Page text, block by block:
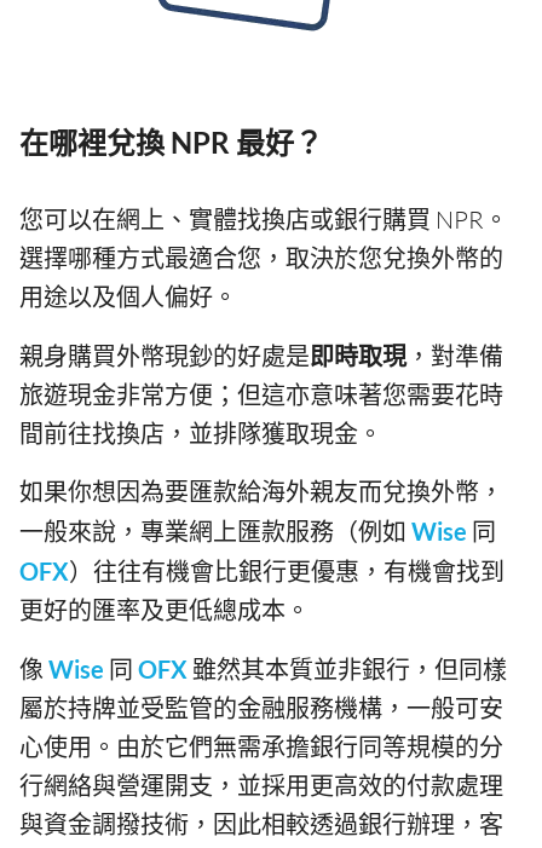
在哪裡兌換 NPR 最好？
您可以在網上、實體找換店或銀行購買 NPR。
選擇哪種方式最適合您，取決於您兌換外幣的
用途以及個人偏好。
親身購買外幣現鈔的好處是即時取現，對準備
旅遊現金非常方便；但這亦意味著您需要花時
間前往找換店，並排隊獲取現金。
如果你想因為要匯款給海外親友而兌換外幣，
一般來說，專業網上匯款服務（例如 Wise 同
OFX）往往有機會比銀行更優惠，有機會找到
更好的匯率及更低總成本。
像 Wise 同 OFX 雖然其本質並非銀行，但同樣
屬於持牌並受監管的金融服務機構，一般可安
心使用。由於它們無需承擔銀行同等規模的分
行網絡與營運開支，並採用更高效的付款處理
與資金調撥技術，因此相較透過銀行辦理，客